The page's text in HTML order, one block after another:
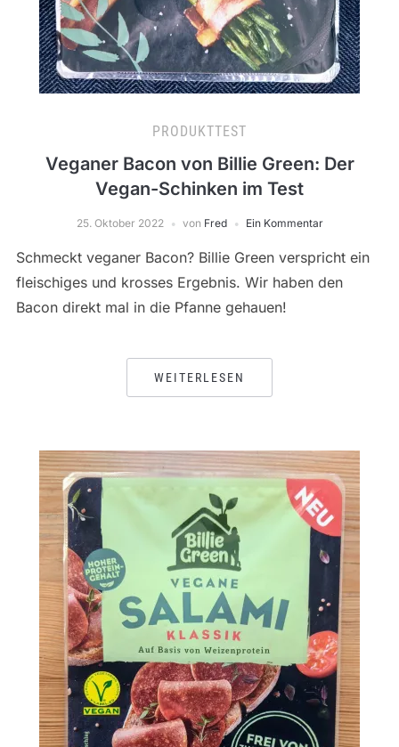
PRODUKTTEST
Veganer Bacon von Billie Green: Der
Vegan-Schinken im Test
25. Oktober 2022 von Fred Ein Kommentar
Schmeckt veganer Bacon? Billie Green verspricht ein
fleischiges und krosses Ergebnis. Wir haben den
Bacon direkt mal in die Pfanne gehauen!
WEITERLESEN